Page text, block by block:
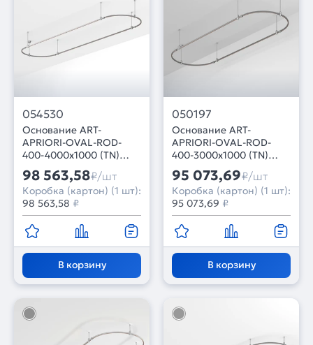
054530
Основание ART-
APRIORI-OVAL-ROD-
400-4000x1000 (TN)
(Arlight, IP20 Металл, 3
года)
98 563,58₽/шт
Коробка (картон) (1 шт):
98 563,58 ₽
В корзину
050197
Основание ART-
APRIORI-OVAL-ROD-
400-3000x1000 (TN)
(Arlight, IP20 Металл, 3
года)
95 073,69₽/шт
Коробка (картон) (1 шт):
95 073,69 ₽
В корзину